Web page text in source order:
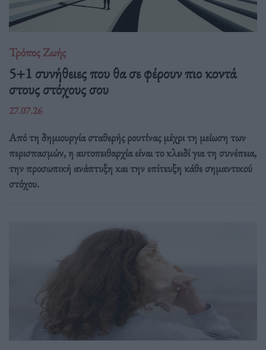
Τρόπος Ζωής
5+1 συνήθειες που θα σε φέρουν πιο κοντά
στους στόχους σου
27.07.26
Από τη δημιουργία σταθερής ρουτίνας μέχρι τη μείωση των
περισπασμών, η αυτοπειθαρχία είναι το κλειδί για τη συνέπεια,
την προσωπική ανάπτυξη και την επίτευξη κάθε σημαντικού
στόχου.